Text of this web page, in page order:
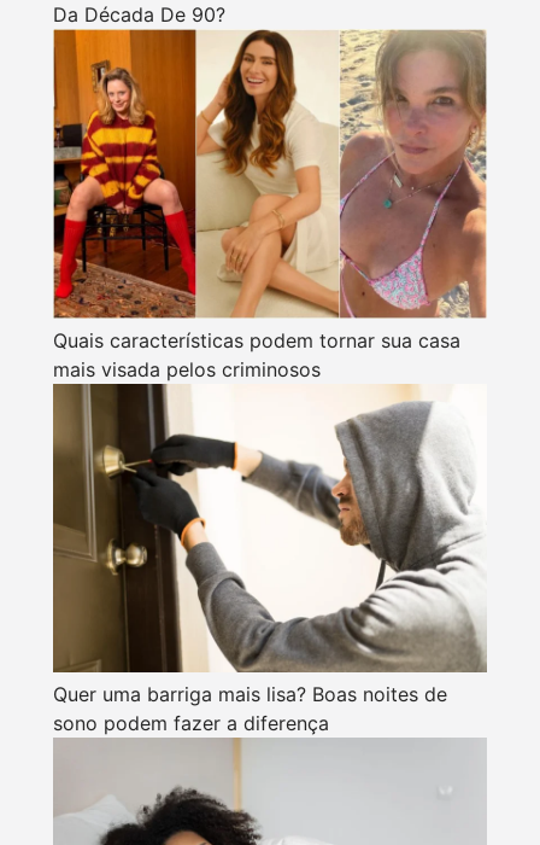
Da Década De 90?
Quais características podem tornar sua casa
mais visada pelos criminosos
Quer uma barriga mais lisa? Boas noites de
sono podem fazer a diferença